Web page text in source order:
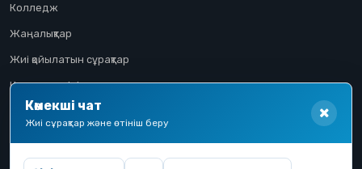
Колледж
Жаңалықтар
Жиі қойылатын сұрақтар
Конкурстық іріктеу
Үміткер жолы
Көмекші чат
Жиі сұрақтар және өтініш беру